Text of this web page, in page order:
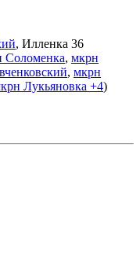
, Илленка 36
Соломенка, мкрн
, мкрн
Лукьяновка +4)